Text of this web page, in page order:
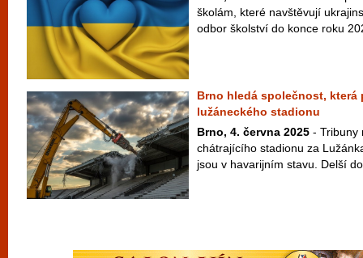
školám, které navštěvují
odbor školství do konce roku
Brno hledá společnost, která
lužáneckého stadionu
Brno, 4. června 2025 - Tribuny
chátrajícího stadionu za
jsou v havarijním stavu. Delší